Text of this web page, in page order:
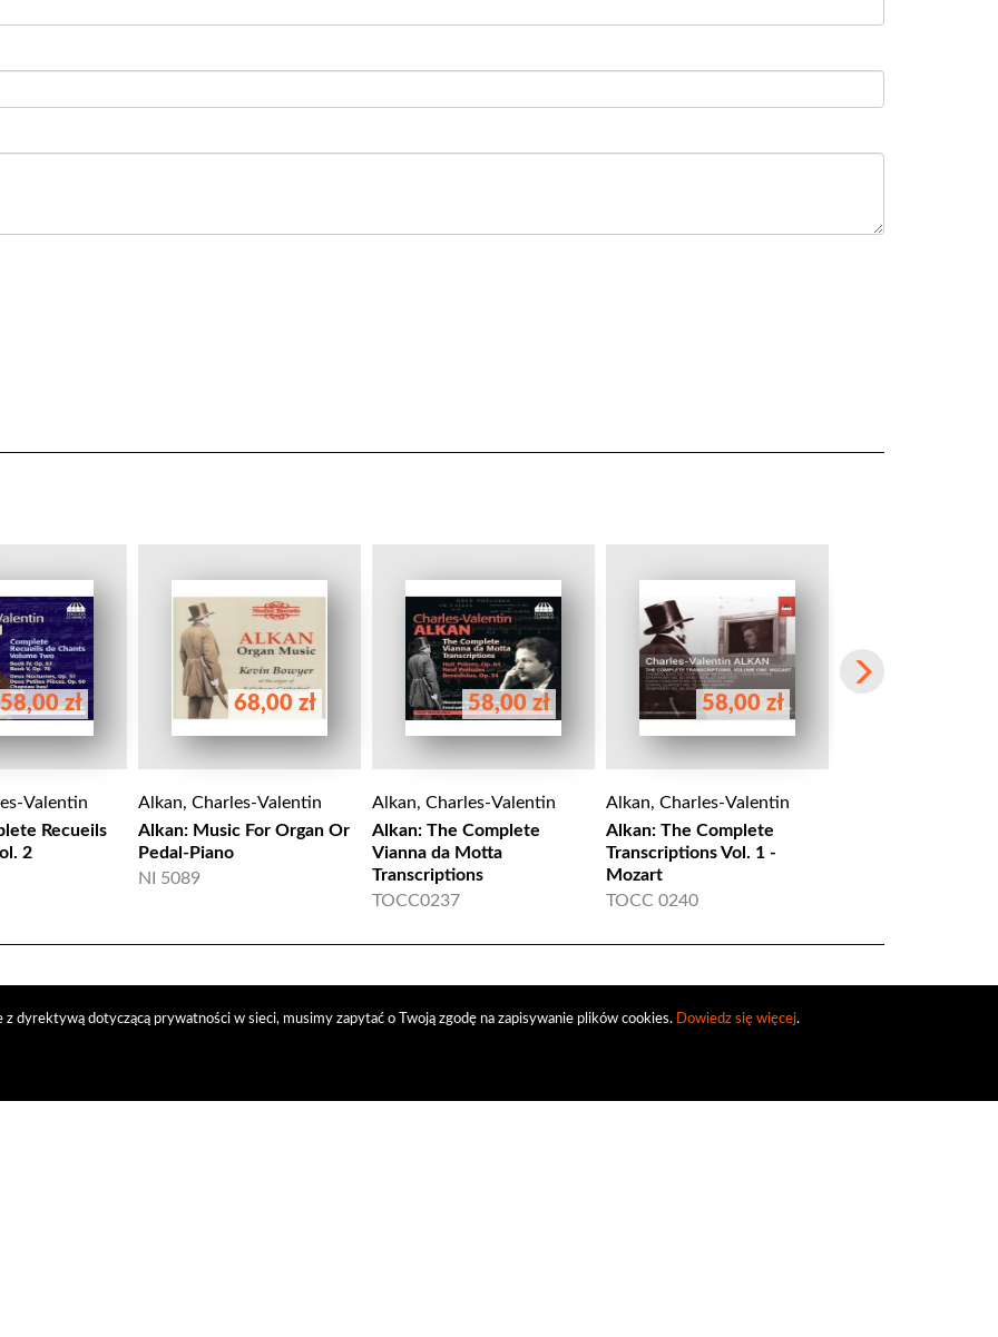
z dyrektywą dotyczącą prywatności w sieci, musimy zapytać o Twoją zgodę na zapisywanie plików cookies. Dowiedz się więcej.
58,00 zł
Valentin
Recueils
2
68,00 zł
Alkan, Charles-Valentin
Alkan: Music For Organ Or
Pedal-Piano
NI 5089
58,00 zł
Alkan, Charles-Valentin
Alkan: The Complete
Vianna da Motta
Transcriptions
TOCC0237
58,00 zł
Alkan, Charles-Valentin
Alkan: The Complete
Transcriptions Vol. 1 -
Mozart
TOCC 0240